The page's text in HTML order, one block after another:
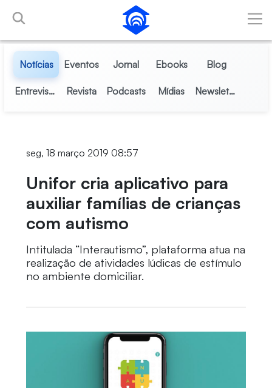
Pular para o Conteúdo principal
Notícias Eventos Jornal Ebooks Blog
Entrevistas Revista Podcasts Mídias Newsletter
seg, 18 março 2019 08:57
Unifor cria aplicativo para
auxiliar famílias de crianças
com autismo
Intitulada “Interautismo”, plataforma atua na
realização de atividades lúdicas de estímulo
no ambiente domiciliar.